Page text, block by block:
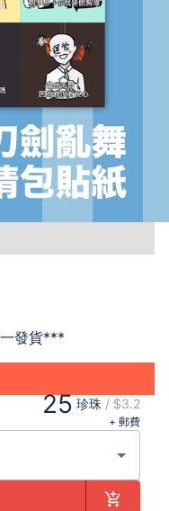
發貨***
25 珍珠 / $3.2
+ 郵費